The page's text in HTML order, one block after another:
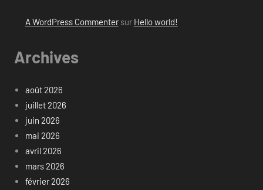
A WordPress Commentersur Hello world!
Archives
août 2026
juillet 2026
juin 2026
mai 2026
avril 2026
mars 2026
février 2026